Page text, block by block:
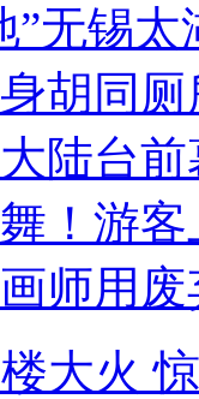
”无锡
胡同
陆台
！游客
师用
楼大火